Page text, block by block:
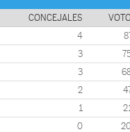
CONCEJALES
4
3
3
2
1
0